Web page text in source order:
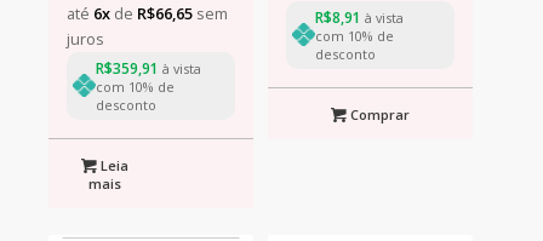
até 6xde R$66,65sem
juros
R$359,91 à vista
com 10% de
desconto
Leia
mais
R$8,91 à vista
com 10% de
desconto
Comprar